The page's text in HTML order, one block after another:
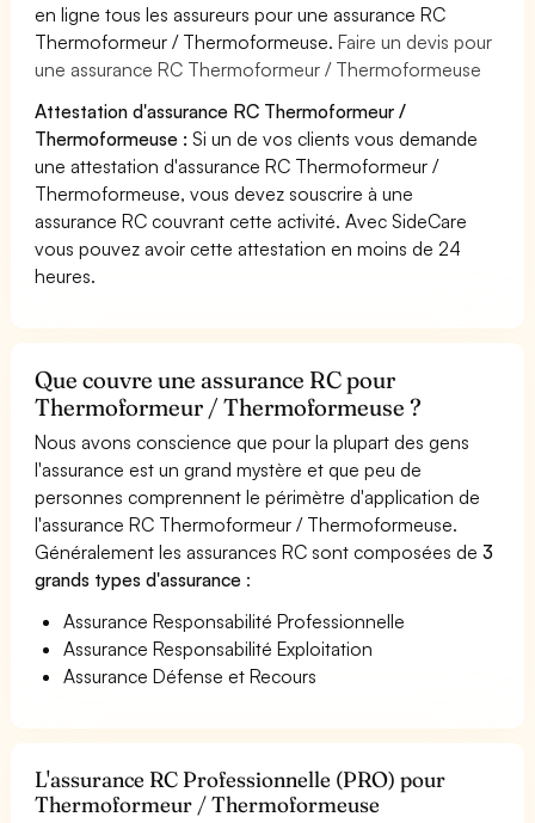
en ligne tous les assureurs pour une assurance RC
Thermoformeur / Thermoformeuse.Faire un devis pour
une assurance RC Thermoformeur / Thermoformeuse
Attestation d'assurance RC Thermoformeur /
Thermoformeuse : Si un de vos clients vous demande
une attestation d'assurance RC Thermoformeur /
Thermoformeuse, vous devez souscrire à une
assurance RC couvrant cette activité. Avec SideCare
vous pouvez avoir cette attestation en moins de 24
heures.
Que couvre une assurance RC pour
Thermoformeur / Thermoformeuse ?
Nous avons conscience que pour la plupart des gens
l'assurance est un grand mystère et que peu de
personnes comprennent le périmètre d'application de
l'assurance RC Thermoformeur / Thermoformeuse.
Généralement les assurances RC sont composées de3
grands types d'assurance :
Assurance Responsabilité Professionnelle
Assurance Responsabilité Exploitation
Assurance Défense et Recours
L'assurance RC Professionnelle (PRO) pour
Thermoformeur / Thermoformeuse